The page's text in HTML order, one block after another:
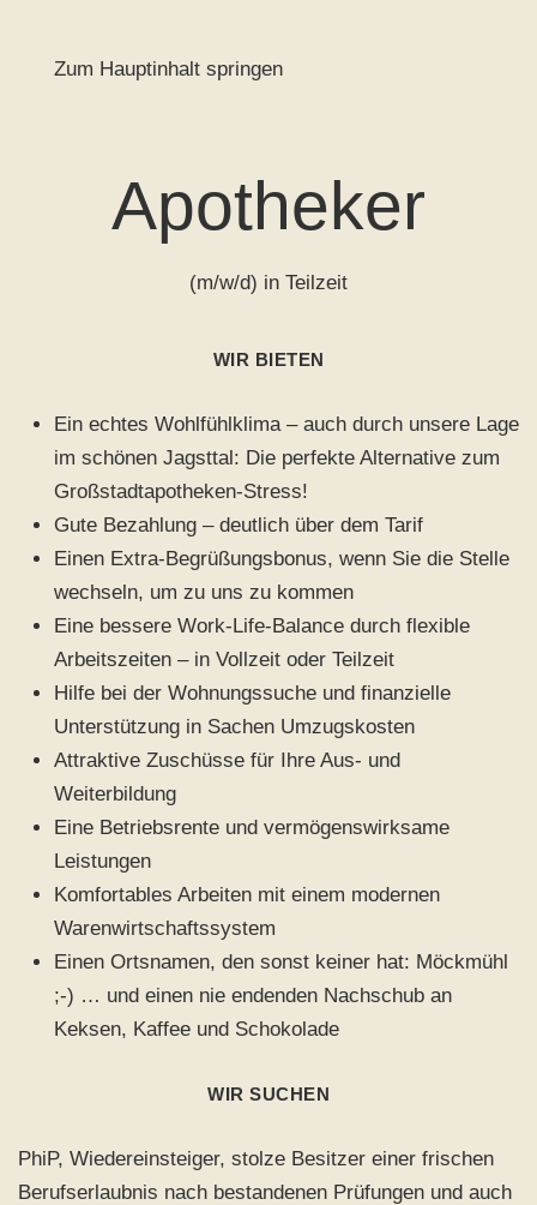
Zum Hauptinhalt springen
Apotheker
(m/w/d) in Teilzeit
WIR BIETEN
Ein echtes Wohlfühlklima – auch durch unsere Lage
im schönen Jagsttal: Die perfekte Alternative zum
Großstadtapotheken-Stress!
Gute Bezahlung – deutlich über dem Tarif
Einen Extra-Begrüßungsbonus, wenn Sie die Stelle
wechseln, um zu uns zu kommen
Eine bessere Work-Life-Balance durch flexible
Arbeitszeiten – in Vollzeit oder Teilzeit
Hilfe bei der Wohnungssuche und finanzielle
Unterstützung in Sachen Umzugskosten
Attraktive Zuschüsse für Ihre Aus- und
Weiterbildung
Eine Betriebsrente und vermögenswirksame
Leistungen
Komfortables Arbeiten mit einem modernen
Warenwirtschaftssystem
Einen Ortsnamen, den sonst keiner hat: Möckmühl
;-) … und einen nie endenden Nachschub an
Keksen, Kaffee und Schokolade
WIR SUCHEN
PhiP, Wiedereinsteiger, stolze Besitzer einer frischen
Berufserlaubnis nach bestandenen Prüfungen und auch